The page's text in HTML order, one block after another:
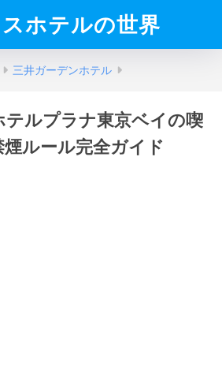
ホテルの世界
三井ガーデンホテル
テルプラナ東京ベイの喫
ルール完全ガイド